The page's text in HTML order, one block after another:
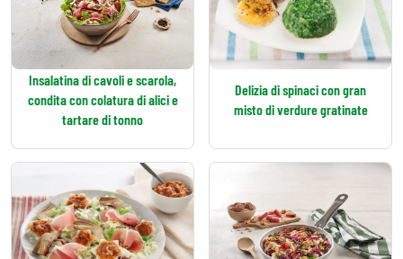
Insalatina di cavoli e scarola,
condita con colatura di alici e
tartare di tonno
Delizia di spinaci con gran
misto di verdure gratinate